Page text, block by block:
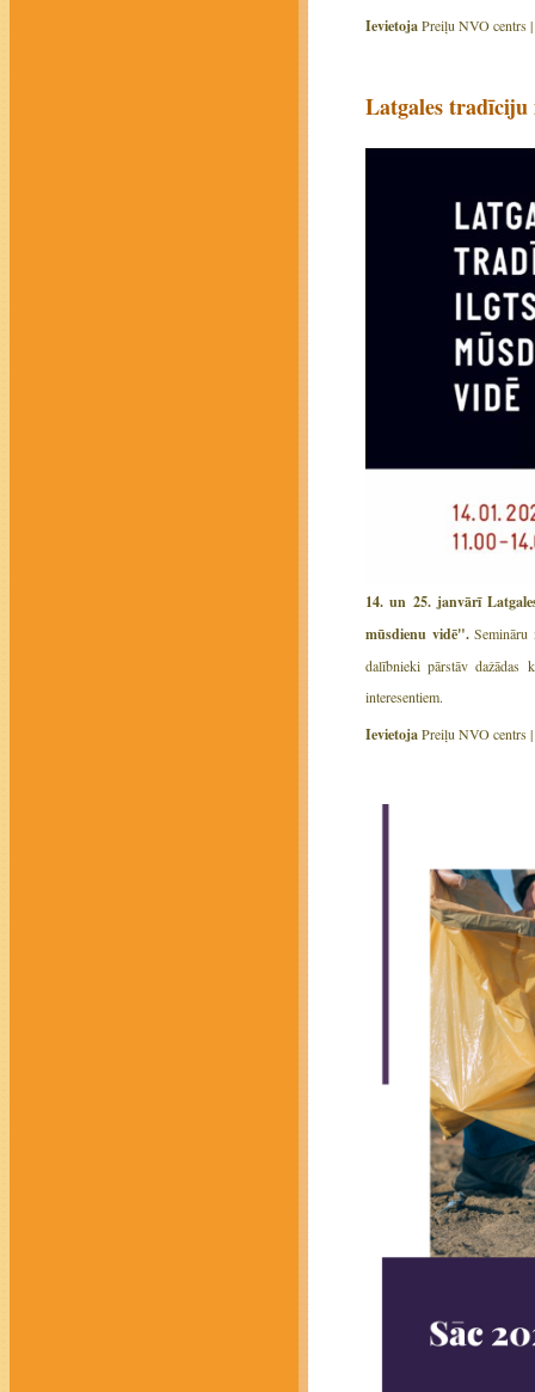
IevietojaPreiļu NVO centrs |
Latgales tradīciju
14. un 25. janvārī
mūsdienu vidē". Semināru
dalībnieki pārstāv dažādas
interesentiem.
IevietojaPreiļu NVO centrs |